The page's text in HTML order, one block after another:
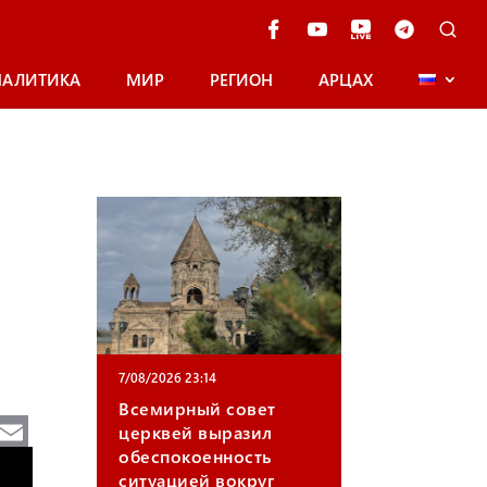
МИР РЕГИОН АРЦАХ
Te
7/08/2026 23:14
Всемирный совет
церквей выразил
обеспокоенность
ситуацией вокруг